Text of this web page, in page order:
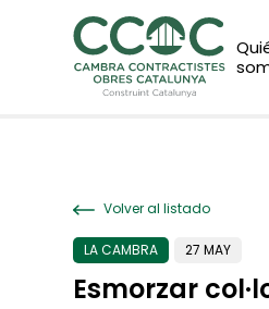
Volver al listado
LA CAMBRA 27 MAY
Esmorzar